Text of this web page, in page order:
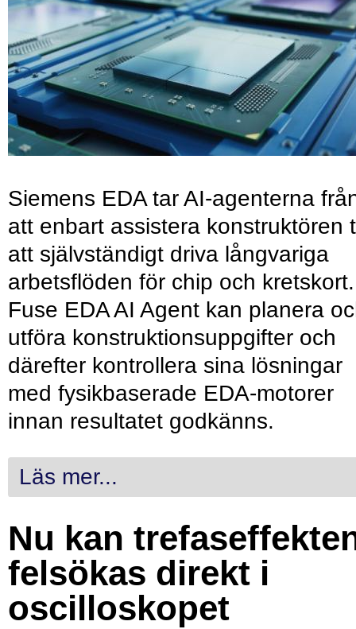
Siemens EDA tar AI-agenterna
att enbart assistera konstruktören
att självständigt driva långvariga
arbetsflöden för chip och kretskort.
Fuse EDA AI Agent kan planera
utföra konstruktionsuppgifter och
därefter kontrollera sina lösningar
med fysikbaserade EDA-motorer
innan resultatet godkänns.
Läs mer...
Nu kan
felsökas direkt i
oscilloskopet